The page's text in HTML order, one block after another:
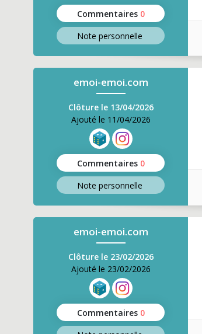
Commentaires 0
Note personnelle
emoi-emoi.com
Clôture le 13/04/2026
Ajouté le 11/04/2026
Commentaires 0
Note personnelle
emoi-emoi.com
Clôture le 23/02/2026
Ajouté le 23/02/2026
Commentaires 0